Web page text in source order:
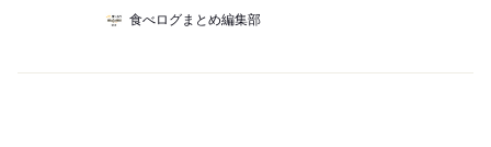
食べログまとめ編集部